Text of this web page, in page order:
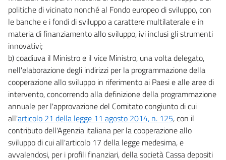
politiche di vicinato nonché al Fondo europeo di sviluppo, con
le banche e i fondi di sviluppo a carattere multilaterale e in
materia di finanziamento allo sviluppo, ivi inclusi gli strumenti
innovativi;
b) coadiuva il Ministro e il vice Ministro, una volta delegato,
nell'elaborazione degli indirizzi per la programmazione della
cooperazione allo sviluppo in riferimento ai Paesi e alle aree di
intervento, concorrendo alla definizione della programmazione
annuale per l'approvazione del Comitato congiunto di cui
all'articolo 21 della legge 11 agosto 2014, n. 125, con il
contributo dell'Agenzia italiana per la cooperazione allo
sviluppo di cui all'articolo 17 della legge medesima, e
avvalendosi, per i profili finanziari, della società Cassa depositi